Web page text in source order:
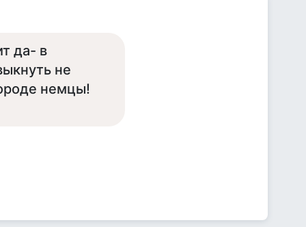
да- в
не
немцы!